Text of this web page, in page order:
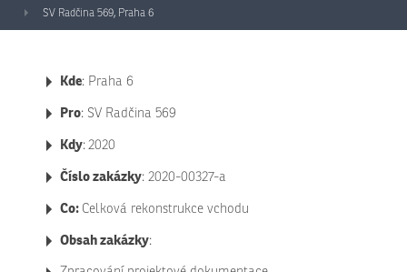
SV Radčina 569, Praha 6
Kde: Praha 6
Pro: SV Radčina 569
Kdy:2020
Číslo zakázky: 2020-00327-a
Co: Celková rekonstrukce vchodu
Obsah zakázky: